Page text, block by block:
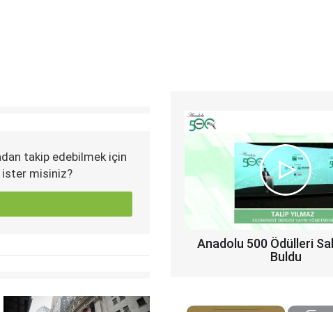
takip edebilmek için
ister misiniz?
Anadolu 500 Ödülleri
Buldu